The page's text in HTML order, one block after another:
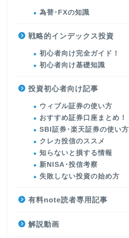
為替･FXの知識
戦略的インデックス投資
初心者向け完全ガイド！
初心者向け基礎知識
投資初心者向け記事
ウィブル証券の使い方
おすすめ証券口座まとめ！
SBI証券･楽天証券の使い方
クレカ投信のススメ
知らないと損する情報
新NISA･投信考察
失敗しない投資の始め方
有料note読者専用記事
解説動画